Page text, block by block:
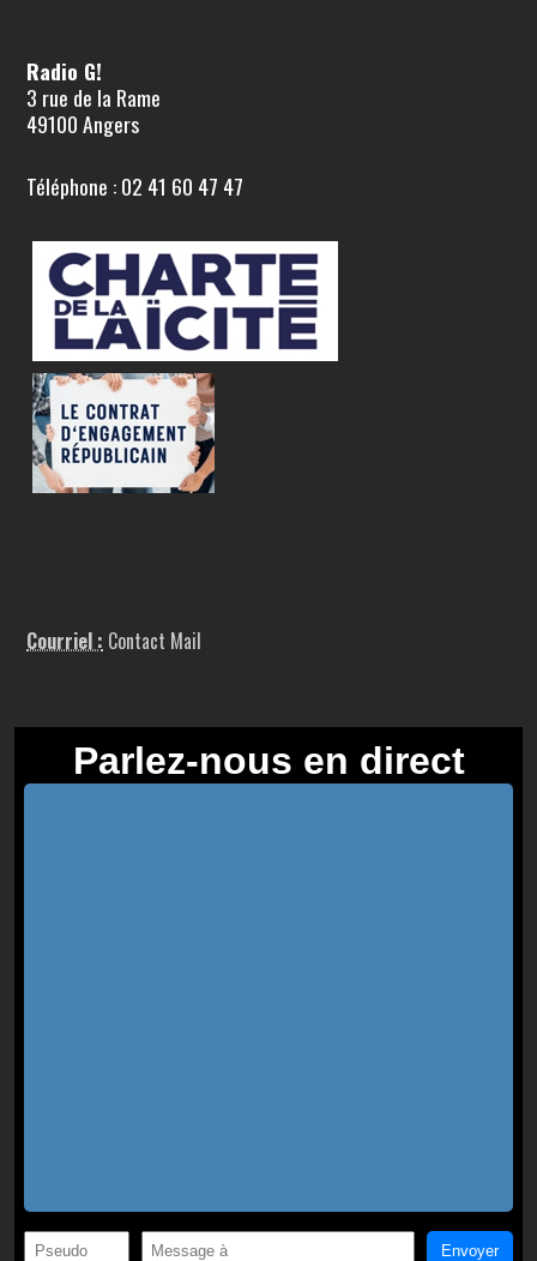
Radio G!
3 rue de la Rame
49100 Angers
Téléphone : 02 41 60 47 47
Courriel : Contact Mail